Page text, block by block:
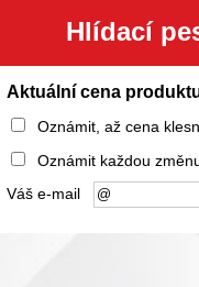
Hlídací
Aktuální cena
Oznámit, až cena
Oznámit každou
Váš e-mail